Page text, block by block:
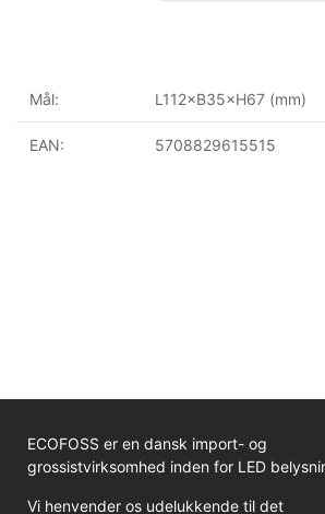
Mål: L112×B35×H67 (mm)
EAN: 5708829615515
ECOFOSS er en dansk import- og
grossistvirksomhed inden for LED
Vi henvender os udelukkende til det